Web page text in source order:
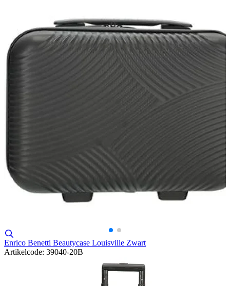
Enrico Benetti Beautycase Louisville Zwart
Artikelcode: 39040-20B